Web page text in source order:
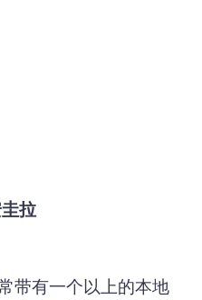
拉
带有一个以上的本地